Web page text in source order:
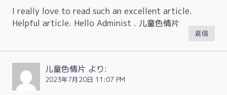
I really love to read such an excellent article.
Helpful article. Hello Administ . 儿童色情片
返信
儿童色情片 より:
2023年7月20日 11:07 PM